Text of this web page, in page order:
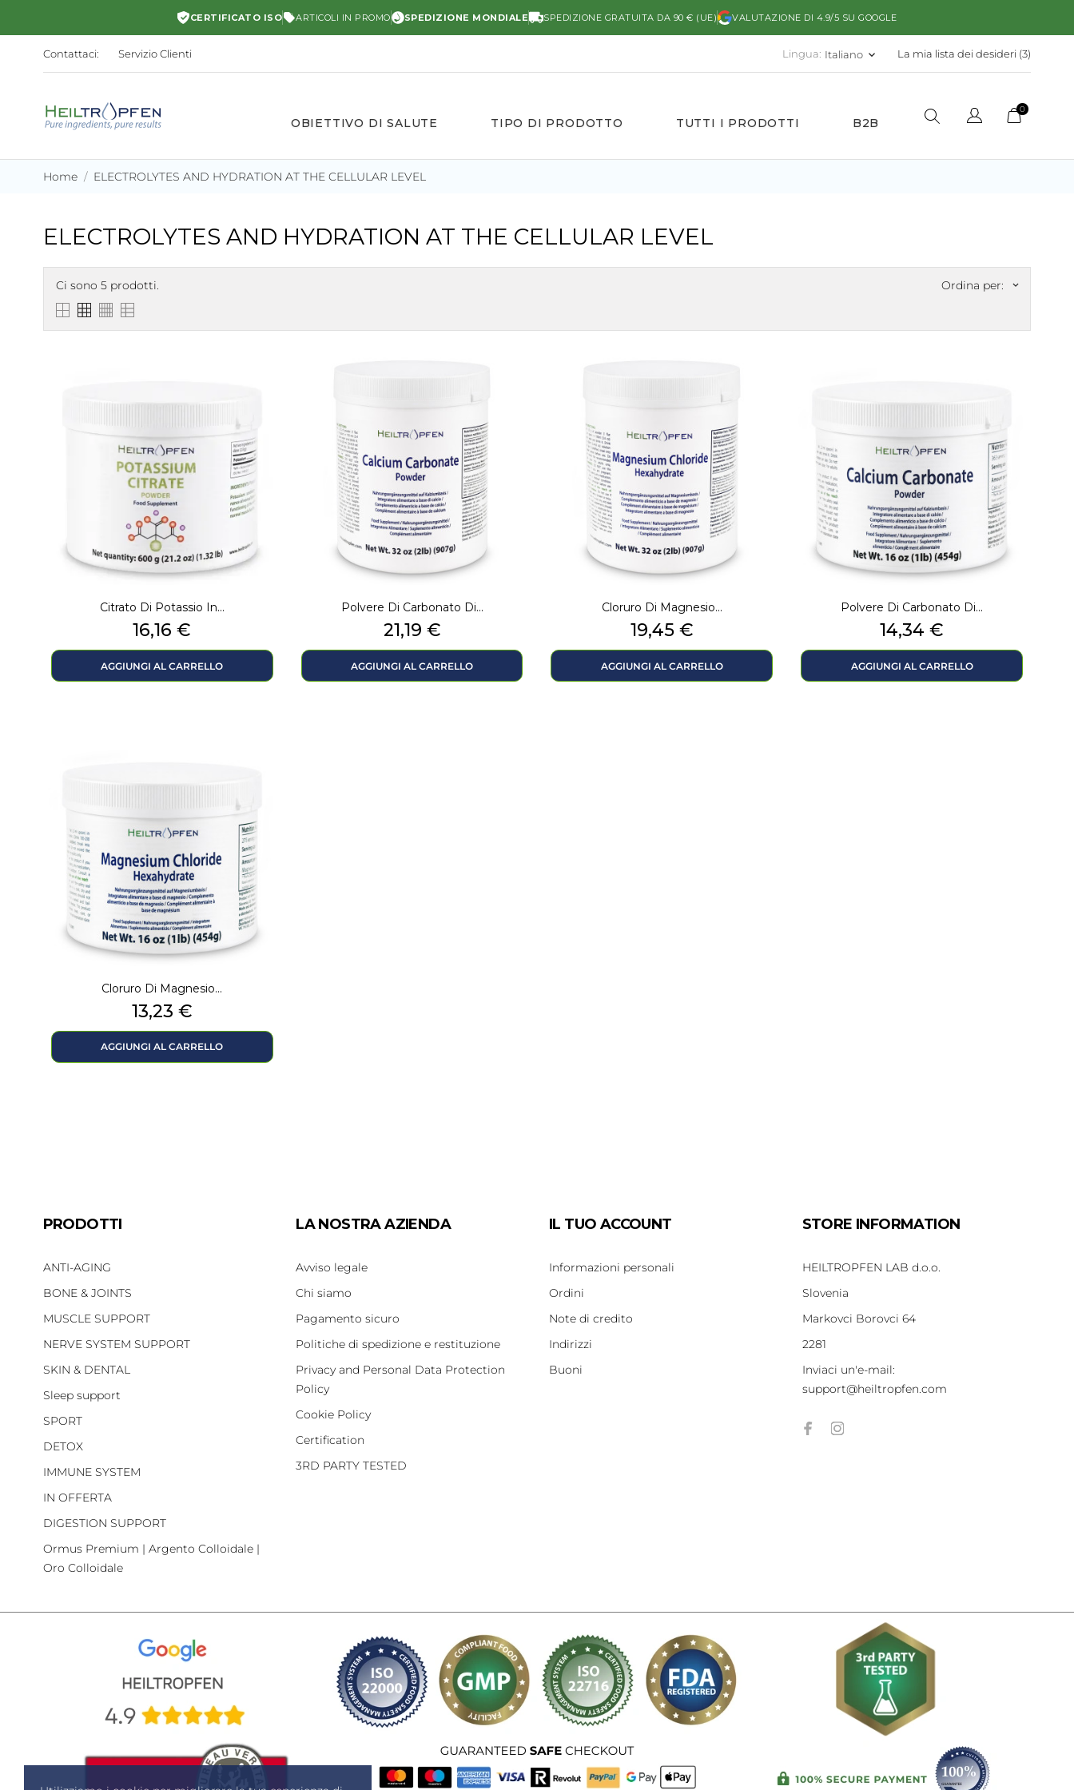
CERTIFICATO ISO ARTICOLI IN PROMO SPEDIZIONE MONDIALE SPEDIZIONE GRATUITA DA 90 € (UE) VALUTAZIONE DI 4.9/5 SU GOOGLE
Contattaci: Servizio Clienti Lingua: Italiano keyboard_arrow_down La mia lista dei desideri (3)
OBIETTIVO DI SALUTE TIPO DI PRODOTTO TUTTI I PRODOTTI B2B
0
Home ELECTROLYTES AND HYDRATION AT THE CELLULAR LEVEL
ELECTROLYTES AND HYDRATION AT THE CELLULAR LEVEL
Ci sono 5 prodotti. Ordina per: keyboard_arrow_down
Citrato Di Potassio In...
Prezzo
16,16 €
AGGIUNGI AL CARRELLO
Polvere Di Carbonato Di...
Prezzo
21,19 €
AGGIUNGI AL CARRELLO
Cloruro Di Magnesio...
Prezzo
19,45 €
AGGIUNGI AL CARRELLO
Polvere Di Carbonato Di...
Prezzo
14,34 €
AGGIUNGI AL CARRELLO
Cloruro Di Magnesio...
Prezzo
13,23 €
AGGIUNGI AL CARRELLO
PRODOTTI
ANTI-AGING
BONE & JOINTS
MUSCLE SUPPORT
NERVE SYSTEM SUPPORT
SKIN & DENTAL
Sleep support
SPORT
DETOX
IMMUNE SYSTEM
IN OFFERTA
DIGESTION SUPPORT
Ormus Premium | Argento Colloidale |
Oro Colloidale
LA NOSTRA AZIENDA
Avviso legale
Chi siamo
Pagamento sicuro
Politiche di spedizione e restituzione
Privacy and Personal Data Protection
Policy
Cookie Policy
Certification
3RD PARTY TESTED
IL TUO ACCOUNT
Informazioni personali
Ordini
Note di credito
Indirizzi
Buoni
STORE INFORMATION
HEILTROPFEN LAB d.o.o.
Slovenia
Markovci Borovci 64
2281
Inviaci un'e-mail:
support@heiltropfen.com